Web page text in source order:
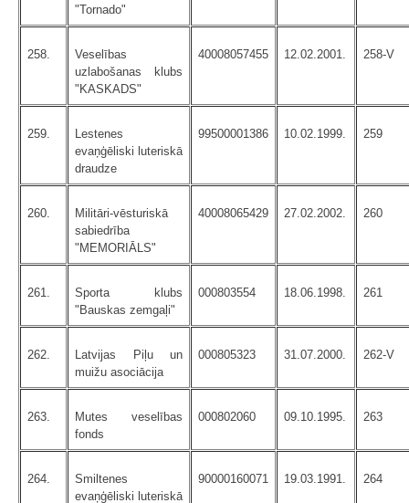
"Tornado"
258.
Veselības
uzlabošanas klubs
"KASKADS"
40008057455 12.02.2001. 258-V
259.
Lestenes
evaņģēliski luteriskā
draudze
99500001386 10.02.1999. 259
260.
Militāri-vēsturiskā
sabiedrība
"MEMORIĀLS"
40008065429 27.02.2002. 260
261.
Sporta klubs
"Bauskas zemgaļi"
000803554 18.06.1998. 261
262.
Latvijas Piļu un
muižu asociācija
000805323 31.07.2000. 262-V
263.
Mutes veselības
fonds
000802060 09.10.1995. 263
264.
Smiltenes
evaņģēliski luteriskā
90000160071 19.03.1991. 264